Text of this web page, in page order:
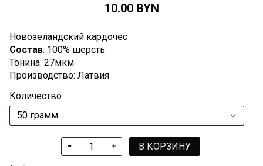
10.00 BYN
Новозеландский кардочес
Состав: 100% шерсть
Тонина: 27мкм
Производство: Латвия
Количество
В КОРЗИНУ